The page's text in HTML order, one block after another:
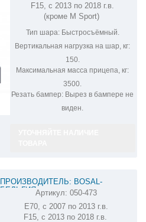
F15, с 2013 по 2018 г.в.
(кроме M Sport)
Тип шара:Быстросъёмный.
Вертикальная нагрузка на шар, кг:
150.
Максимальная масса прицепа, кг:
3500.
Резать бампер: Вырез в бампере не
виден.
ПРОИЗВОДИТЕЛЬ: BOSAL-
БЕЛЬГИЯ
ФАРКОП НА BMW X5 050-473
Артикул: 050-473
E70, с 2007 по 2013 г.в.
F15, с 2013 по 2018 г.в.